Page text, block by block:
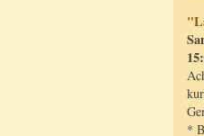
*